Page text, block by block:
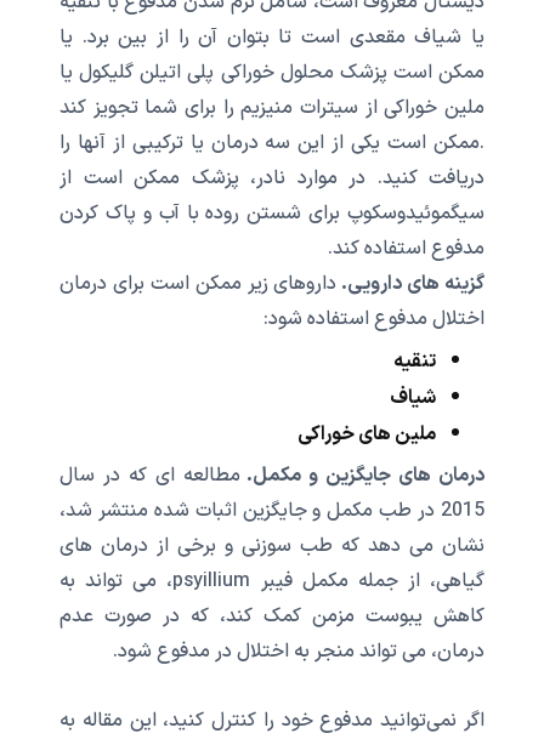
یا شیاف مقعدی است تا بتوان آن را از بین برد. یا
ممکن است پزشک محلول خوراکی پلی اتیلن گلیکول یا
ملین خوراکی از سیترات منیزیم را برای شما تجویز کند
.ممکن است یکی از این سه درمان یا ترکیبی از آنها را
دریافت کنید. در موارد نادر، پزشک ممکن است از
سیگموئیدوسکوپ برای شستن روده با آب و پاک کردن
مدفوع استفاده کند.
گزینه های دارویی. داروهای زیر ممکن است برای درمان
اختلال مدفوع استفاده شود:
تنقیه
شیاف
ملین های خوراکی
درمان های جایگزین و مکمل. مطالعه ای که در سال
2015 در طب مکمل و جایگزین اثبات شده منتشر شد،
نشان می دهد که طب سوزنی و برخی از درمان های
گیاهی، از جمله مکمل فیبر psyillium، می تواند به
کاهش یبوست مزمن کمک کند، که در صورت عدم
درمان، می تواند منجر به اختلال در مدفوع شود.
اگر نمی‌توانید مدفوع خود را کنترل کنید، این مقاله به